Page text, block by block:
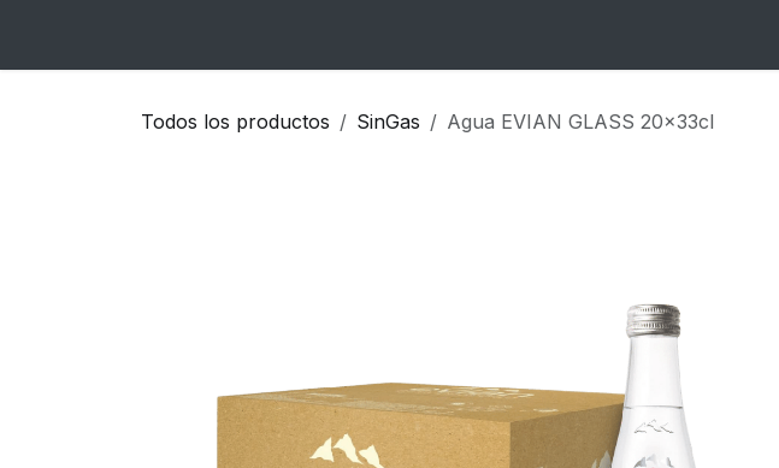
Todos los productos SinGas Agua EVIAN GLASS 20x33cl